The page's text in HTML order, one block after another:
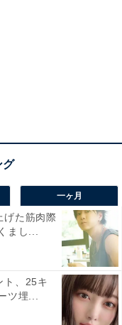
一ヶ月
げた筋肉際
まし...
ト、25キ
ツ埋...